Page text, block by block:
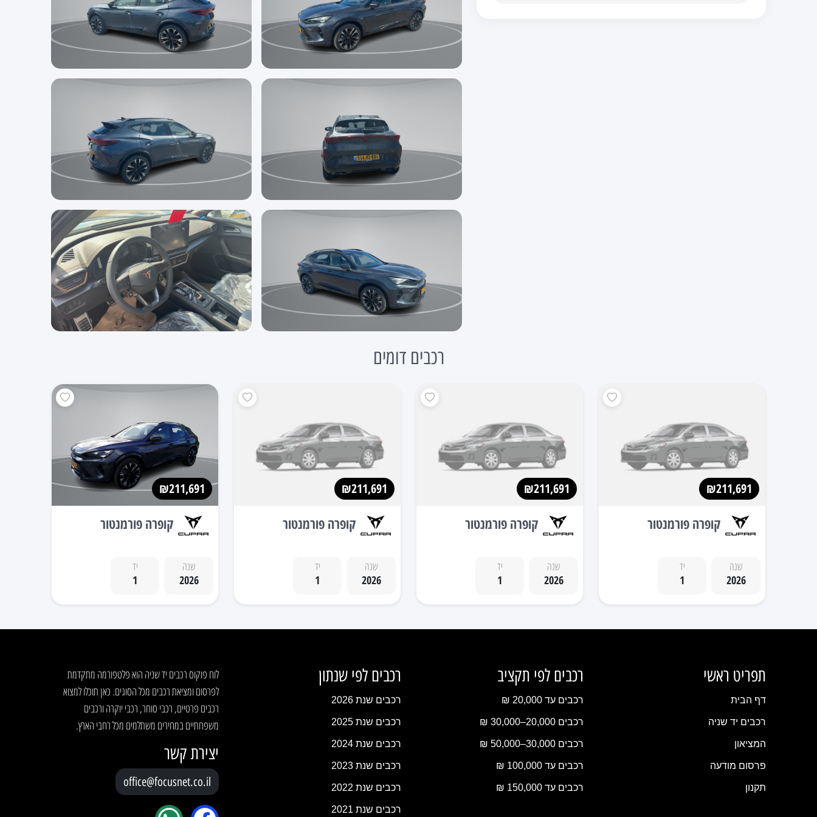
רכבים דומים
₪211,691
קופרה פורמנטור
שנה
2026
יד
1
₪211,691
קופרה פורמנטור
שנה
2026
יד
1
₪211,691
קופרה פורמנטור
שנה
2026
יד
1
₪211,691
קופרה פורמנטור
שנה
2026
יד
1
תפריט ראשי
דף הבית
רכבים יד שניה
המציאון
פרסום מודעה
תקנון
רכבים לפי תקציב
רכבים עד 20,000 ₪
רכבים 20,000–30,000 ₪
רכבים 30,000–50,000 ₪
רכבים עד 100,000 ₪
רכבים עד 150,000 ₪
רכבים לפי שנתון
רכבים שנת 2026
רכבים שנת 2025
רכבים שנת 2024
רכבים שנת 2023
רכבים שנת 2022
רכבים שנת 2021
לוח פוקוס רכבים יד שניה הוא פלטפורמה מתקדמת
לפרסום ומציאת רכבים מכל הסוגים. כאן תוכלו למצוא
רכבים פרטיים, רכבי סוחר, רכבי יוקרה ורכבים
משפחתיים במחירים משתלמים מכל רחבי הארץ.
יצירת קשר
office@focusnet.co.il